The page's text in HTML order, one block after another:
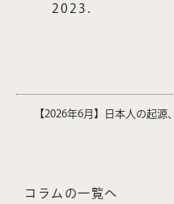
2023.
【2026年6月】日本人の起
コラムの一覧へ